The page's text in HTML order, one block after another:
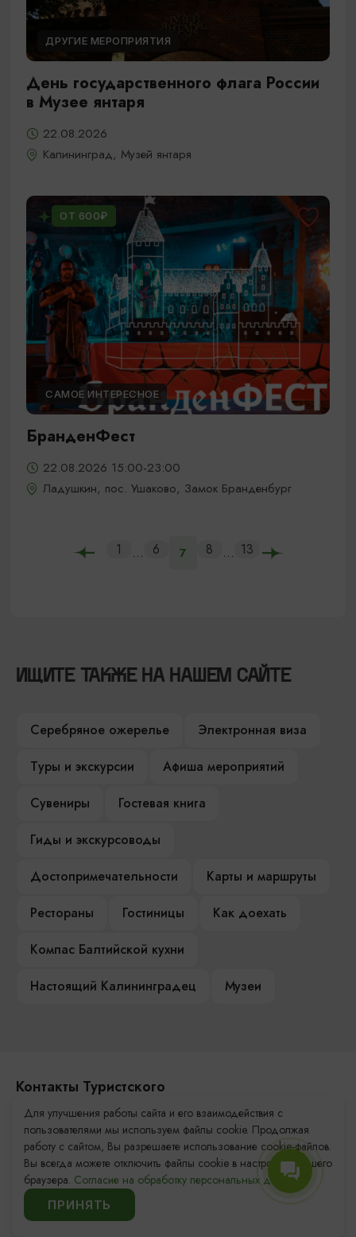
ДРУГИЕ МЕРОПРИЯТИЯ
День государственного флага России
в Музее янтаря
22.08.2026
Калининград, Музей янтаря
ОТ 600₽
САМОЕ ИНТЕРЕСНОЕ
БранденФест
22.08.2026 15:00-23:00
Ладушкин, пос. Ушаково, Замок Бранденбург
1 ... 6 7 8 ... 13
ИЩИТЕ ТАКЖЕ НА НАШЕМ САЙТЕ
Серебряное ожерелье
Электронная виза
Туры и экскурсии
Афиша мероприятий
Сувениры
Гостевая книга
Гиды и экскурсоводы
Достопримечательности
Карты и маршруты
Рестораны
Гостиницы
Как доехать
Компас Балтийской кухни
Настоящий Калининградец
Музеи
Контакты Туристского
информационного центра
+7 (4012) 555-200
8 (800) 200-55-39
info@visit-kaliningrad.ru
Для улучшения работы сайта и его взаимодействия с
пользователями мы используем файлы cookie. Продолжая
работу с сайтом, Вы разрешаете использование cookie-файлов.
Вы всегда можете отключить файлы cookie в настройках Вашего
браузера. Согласие на обработку персональных данных.
ПРИНЯТЬ